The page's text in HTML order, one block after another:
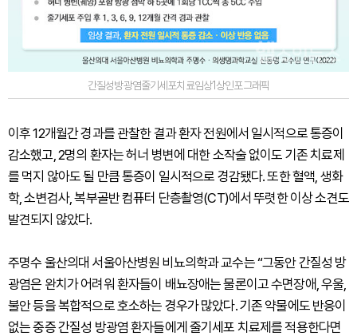
간질성방광염줄기세포치료임상1상인포그래픽
이후 12개월간 경과를 관찰한 결과 환자 전원에서 일시적으로 통증이
감소했고, 2명의 환자는 허너 병변에 대한 소작술 없이도 기존 치료제
를 먹지 않아도 될 만큼 통증이 일시적으로 경감됐다. 또한 혈액, 생화
학, 소변검사, 복부골반 컴퓨터 단층촬영(CT)에서 뚜렷한 이상 소견도
발견되지 않았다.
주명수 울산의대 서울아산병원 비뇨의학과 교수는 “그동안 간질성 방
광염은 완치가 어려워 환자들이 배뇨장애는 물론이고 수면장애, 우울,
불안 등을 복합적으로 호소하는 경우가 많았다. 기존 약물에도 반응이
없는 중증 간질성 방광염 환자들에게 줄기세포 치료제를 적용한다면